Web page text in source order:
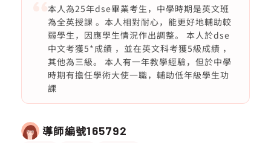
本人為25年dse畢業考生，中學時期是英文班
為全英授課 。本人相對耐心，能更好地輔助較
弱學生，因應學生情況作出調整。 本人於dse
中文考獲5*成績 ，並在英文科考獲5級成績 ，
其他為三級。 本人有一年教學經驗，但於中學
時期有擔任學術大使一職，輔助低年級學生功
課
導師編號165792